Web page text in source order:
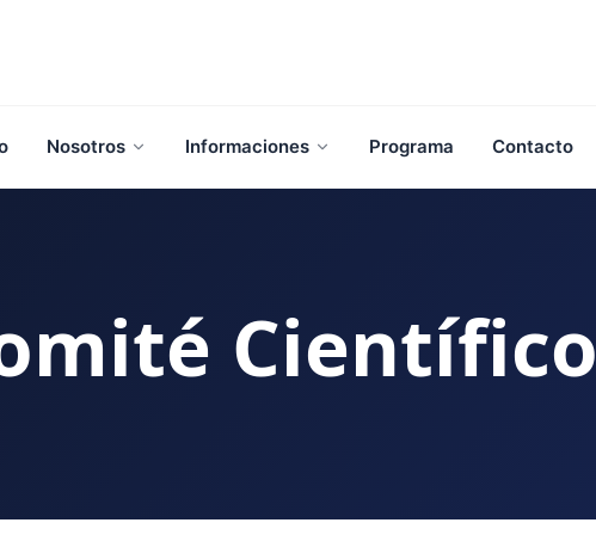
Nosotros Informaciones Programa Contacto
Científico